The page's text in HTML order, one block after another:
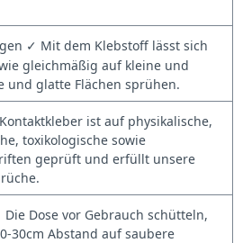
✓ Mit dem Klebstoff lässt sich
gleichmäßig auf kleine und
und glatte Flächen sprühen.
ist auf physikalische,
toxikologische sowie
geprüft und erfüllt unsere
Dose vor Gebrauch schütteln,
30cm Abstand auf saubere